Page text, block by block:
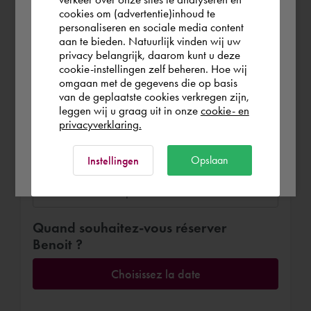
Réserver Benoit
170,00 €par heure (hors TVA)
À distance ou sur place
Sur place A distance
Lieu de travail
Quand souhaitez-vous réserver
Benoit ?
Choisissez la date
you wish to shop.
Schweiz
Rest of the world
cookies om (advertentie)inhoud te
personaliseren en sociale media content
aan te bieden. Natuurlijk vinden wij uw
privacy belangrijk, daarom kunt u deze
cookie-instellingen zelf beheren. Hoe wij
omgaan met de gegevens die op basis
van de geplaatste cookies verkregen zijn,
leggen wij u graag uit in onze cookie- en
privacyverklaring.
Instellingen Opslaan